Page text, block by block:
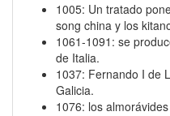
1005: Un tratado
song china y los
1061-1091: se
de Italia.
1037: Fernando I de
Galicia.
1076: los